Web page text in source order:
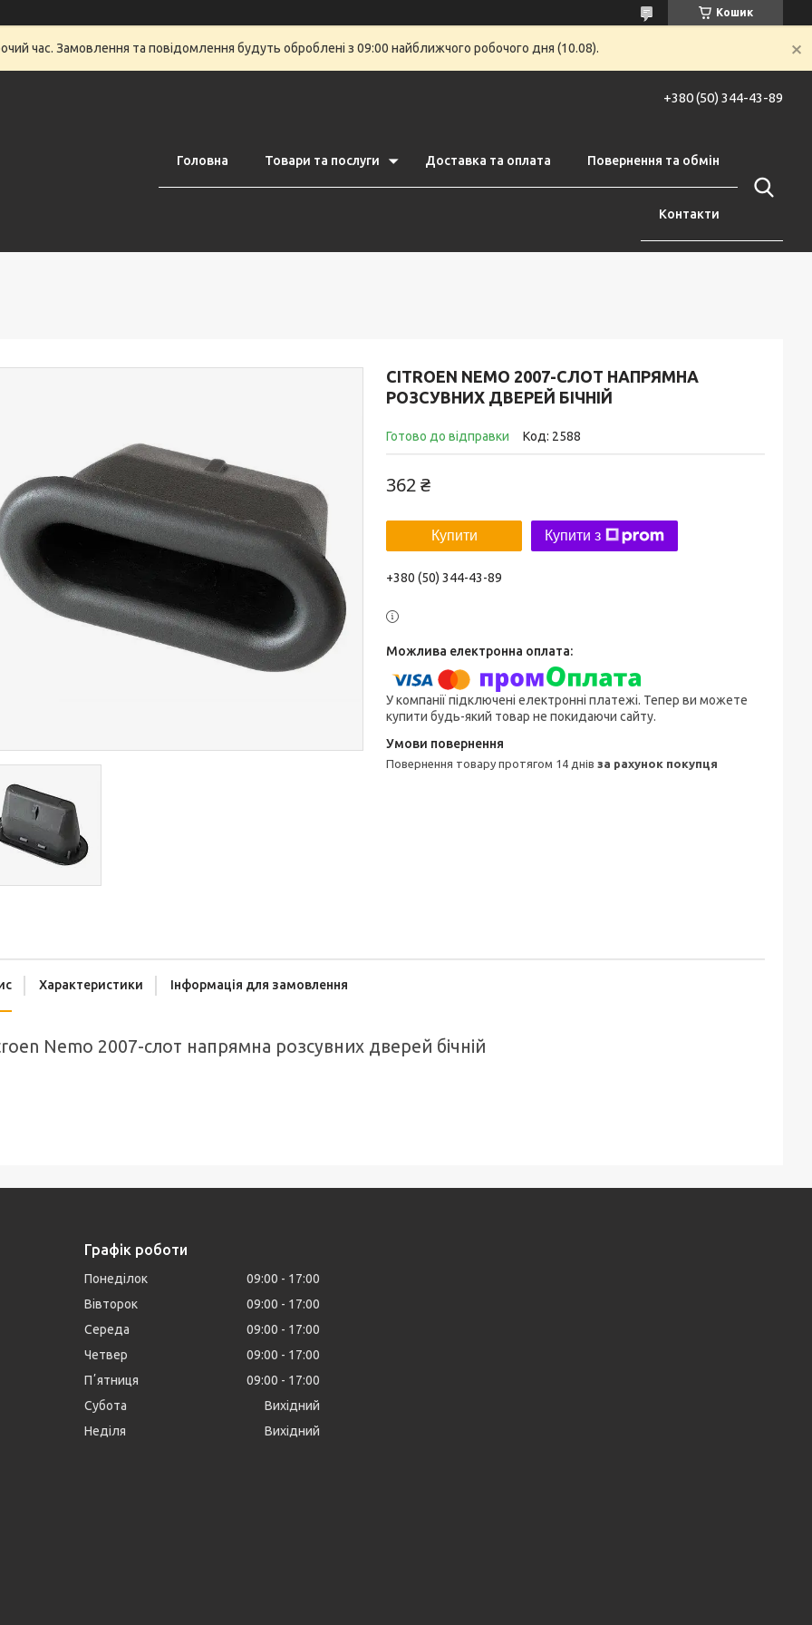
Кошик
час. Замовлення та повідомлення будуть оброблені з 09:00 найближчого робочого дня (10.08).
+380 (50) 344-43-89
Головна Товари та послуги Доставка та оплата Повернення та обмін
Контакти
CITROEN NEMO 2007-СЛОТ НАПРЯМНА
РОЗСУВНИХ ДВЕРЕЙ БІЧНІЙ
Готово до відправки Код: 2588
362 ₴
Купити Купити з
+380 (50) 344-43-89
У компанії підключені електронні платежі. Тепер ви можете
купити будь-який товар не покидаючи сайту.
повернення товару протягом 14 днів за рахунок покупця
Характеристики Інформація для замовлення
Nemo 2007-слот напрямна розсувних дверей бічній
Графік роботи
Понеділок 09:00
17:00
Вівторок
09:00
17:00
Середа
09:00
17:00
Четвер
09:00
17:00
Пʼятниця
09:00
17:00
Субота
Вихідний
Неділя
Вихідний